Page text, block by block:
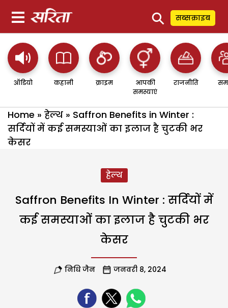
⚲ सब्सक्राइब
ऑडियो कहानी क्राइम
आपकी
समस्याएं
राजनीति
Home » हेल्थ » Saffron Benefits in Winter :
सर्दियों में कई समस्याओं का इलाज है चुटकी भर
केसर
हेल्थ
Saffron Benefits In Winter : सर्दियों में
कई समस्याओं का इलाज है चुटकी भर
केसर
निधि जैन जनवरी 8, 2024